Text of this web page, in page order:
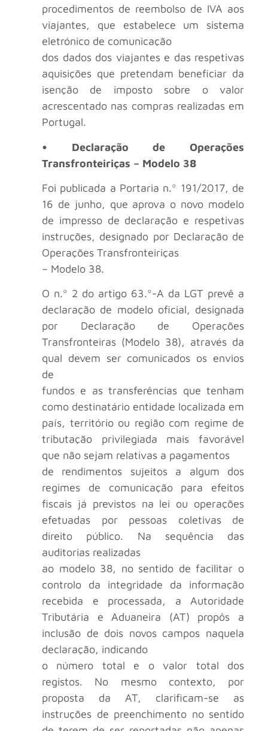
procedimentos de reembolso de IVA aos
viajantes, que estabelece um sistema
eletrónico de comunicação
dos dados dos viajantes e das respetivas
aquisições que pretendam beneficiar da
isenção de imposto sobre o valor
acrescentado nas compras realizadas em
Portugal.
• Declaração de Operações
Transfronteiriças – Modelo 38
Foi publicada a Portaria n.º 191/2017, de
16 de junho, que aprova o novo modelo
de impresso de declaração e respetivas
instruções, designado por Declaração de
Operações Transfronteiriças
– Modelo 38.
O n.º 2 do artigo 63.º-A da LGT prevê a
declaração de modelo oficial, designada
por Declaração de Operações
Transfronteiras (Modelo 38), através da
qual devem ser comunicados os envios
de
fundos e as transferências que tenham
como destinatário entidade localizada em
país, território ou região com regime de
tributação privilegiada mais favorável
que não sejam relativas a pagamentos
de rendimentos sujeitos a algum dos
regimes de comunicação para efeitos
fiscais já previstos na lei ou operações
efetuadas por pessoas coletivas de
direito público. Na sequência das
auditorias realizadas
ao modelo 38, no sentido de facilitar o
controlo da integridade da informação
recebida e processada, a Autoridade
Tributária e Aduaneira (AT) propôs a
inclusão de dois novos campos naquela
declaração, indicando
o número total e o valor total dos
registos. No mesmo contexto, por
proposta da AT, clarificam-se as
instruções de preenchimento no sentido